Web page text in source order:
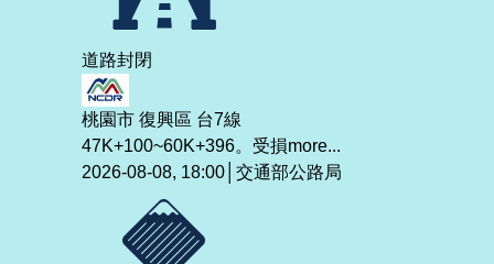
道路封閉
桃園市 復興區 台7線
47K+100~60K+396。受損more...
2026-08-08, 18:00│交通部公路局